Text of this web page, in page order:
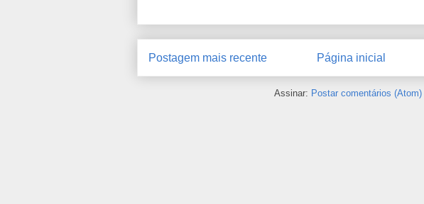
Postagem mais recente Página inicial
Assinar: Postar comentários (Atom)